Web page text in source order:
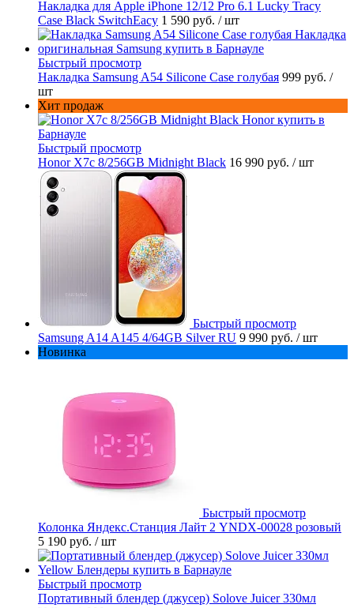
Накладка для Apple iPhone 12/12 Pro 6.1 Lucky Tracy
Case Black SwitchEacy 1 590 руб. / шт
Быстрый просмотр
Накладка Samsung A54 Silicone Case голубая 999 руб. /
шт
Хит продаж
Быстрый просмотр
Honor X7c 8/256GB Midnight Black 16 990 руб. / шт
Быстрый просмотр
Samsung A14 A145 4/64GB Silver RU 9 990 руб. / шт
Новинка
Быстрый просмотр
Колонка Яндекс.Станция Лайт 2 YNDX-00028 розовый
5 190 руб. / шт
Быстрый просмотр
Портативный блендер (джусер) Solove Juicer 330мл